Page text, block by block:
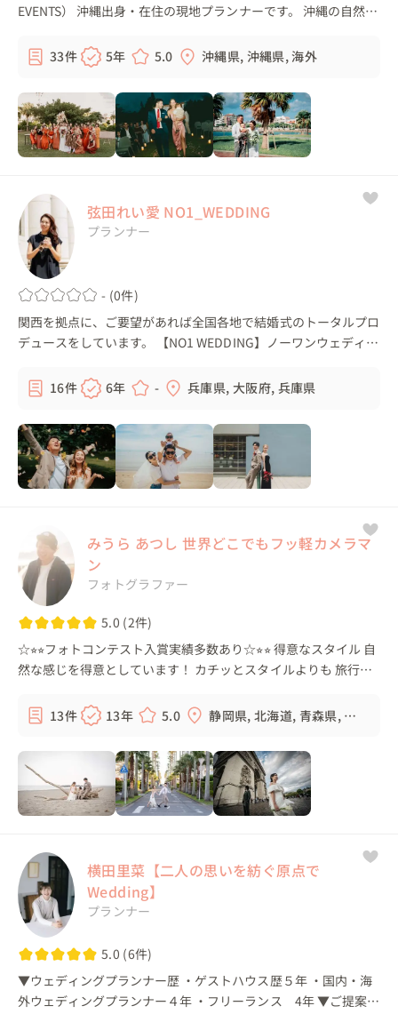
EVENTS） 沖縄出身・在住の現地プランナーです。 沖縄の自然・
しいオーダーメイドウェディングをご...
33件 5年 5.0 沖縄県, 沖縄県, 海外
弦田れい愛 NO1_WEDDING
プランナー
- (0件)
関西を拠点に、ご要望があれば全国各地で結婚式のトータルプロ
デュースをしています。 【NO1 WEDDING】ノーワンウェディン
いえば、全員がSNSを...
16件 6年 - 兵庫県, 大阪府, 兵庫県
みうら あつし 世界どこでもフッ軽カメラマ
ン
フォトグラファー
5.0 (2件)
☆⭐︎⭐︎フォトコンテスト入賞実績多数あり☆⭐︎⭐︎ 得意なスタイル 自
然な感じを得意としています！ カチッとスタイルよりも 旅行し
と思っています...
13件 13年 5.0
静岡県, 北海道, 青森県, 岩
横田里菜【二人の思いを紡ぐ原点で
Wedding】
プランナー
5.0 (6件)
▼ウェディングプランナー歴 ・ゲストハウス歴５年 ・国内・海
外ウェディングプランナー４年 ・フリーランス 4年 ▼ご提案で